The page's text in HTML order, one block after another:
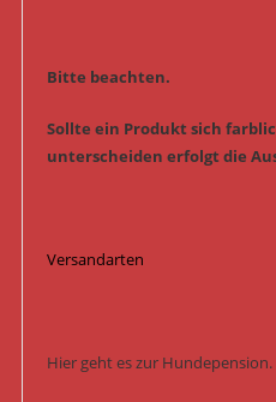
Bitte beachten.
Sollte ein Produkt sich
unterscheiden erfolgt die
Versandarten
Hier geht es zur Hundepension.